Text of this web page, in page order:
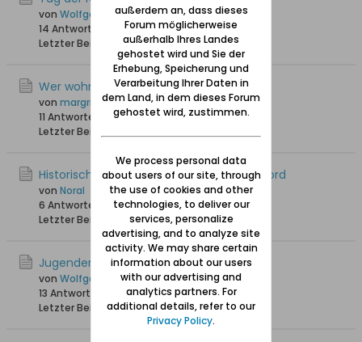
von Wolfgang
14 Antworten
18.518 Hits0 Likes
Letzter Beitrag
13.03.2025, 13:16
Wer wohnte im Schlossgrund 1942-1944?
von margritk
11 Antworten
4.414 Hits0 Likes
Letzter Beitrag
Historische Tiegenhof-Karte / Hotel du Nord
von NoraI
6 Antworten
6.558 Hits0 Likes
Letzter Beitrag
16.02.2025, 16:53
Jugenderinnerungen an Tiegenhof
von Wolfgang
13 Antworten
28.541 Hits0 Likes
Letzter Beitrag21.01.2025, 10:55
außerdem an, dass dieses
Forum möglicherweise
außerhalb Ihres Landes
gehostet wird und Sie der
Erhebung, Speicherung und
Verarbeitung Ihrer Daten in
dem Land, in dem dieses Forum
gehostet wird, zustimmen.
We process personal data
about users of our site, through
the use of cookies and other
technologies, to deliver our
services, personalize
advertising, and to analyze site
activity. We may share certain
information about our users
with our advertising and
analytics partners. For
additional details, refer to our
Privacy Policy.